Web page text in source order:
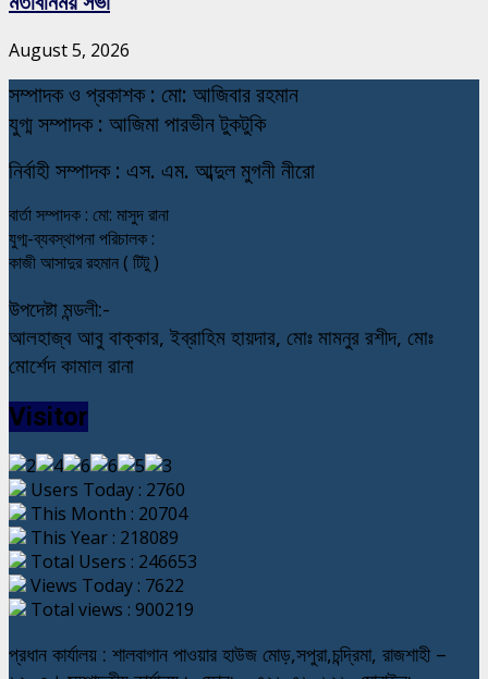
August 5, 2026
সম্পাদক ও প্রকাশক : মো: আজিবার রহমান
যুগ্ম সম্পাদক : আজিমা পারভীন টুকটুকি
নির্বাহী সম্পাদক : এস. এম. আব্দুল মুগনী নীরো
বার্তা সম্পাদক : মো: মাসুদ রানা
যুগ্ম-ব্যবস্থাপনা পরিচালক :
কাজী আসাদুর রহমান ( টিটু )
উপদেষ্টা মন্ডলী:-
আলহাজ্ব আবু বাক্কার, ইব্রাহিম হায়দার, মোঃ মামনুর রশীদ, মোঃ
মোর্শেদ কামাল রানা
Visitor
Users Today : 2760
This Month : 20704
This Year : 218089
Total Users : 246653
Views Today : 7622
Total views : 900219
প্রধান কার্যালয় : শালবাগান পাওয়ার হাউজ মোড়,সপুরা,চন্দ্রিমা, রাজশাহী –